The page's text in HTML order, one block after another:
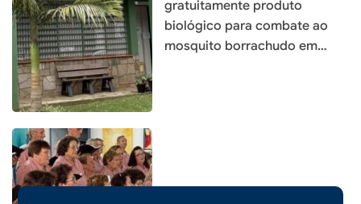
gratuitamente produto
biológico para combate ao
mosquito borrachudo em